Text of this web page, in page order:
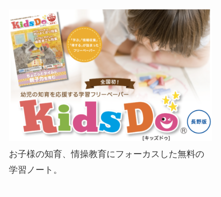
お子様の知育、情操教育にフォーカスした無料の
学習ノート。